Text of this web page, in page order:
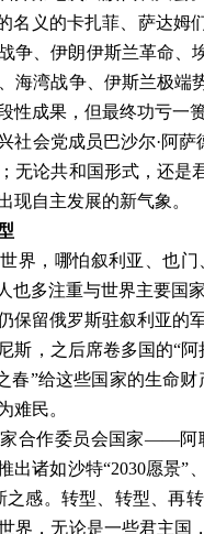
名义的卡扎菲、萨达
争、伊朗伊斯兰革命、
海湾战争、伊斯兰极
性成果，但最终功亏一
社会党成员巴沙尔·阿
无论共和国形式，还
现自主发展的新气象。
界，哪怕叙利亚、也
也多注重与世界主要国
保留俄罗斯驻叙利亚的
斯，之后席卷多国的“阿
春”给这些国家的生命
难民。
合作委员会国家——阿
出诸如沙特“2030愿景”
之感。转型、转型、再
界，无论是一些君主